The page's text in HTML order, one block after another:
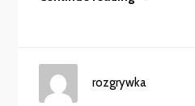
rozgrywka